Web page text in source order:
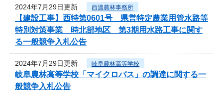
2024年7月29日更新 西濃農林事務所
【建設工事】西特第0601号 県営特定農業用管水路等
特別対策事業 時北部地区 第3期用水路工事に関す
る一般競争入札公告
2024年7月29日更新 岐阜農林高等学校
岐阜農林高等学校「マイクロバス」の調達に関する一
般競争入札公告